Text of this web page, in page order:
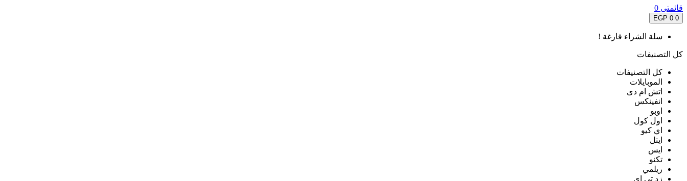
قائمتى 0
0
0 EGP
سلة الشراء فارغة !
كل التصنيفات
كل التصنيفات
الموبايلات
اتش ام دى
انفينكس
اوبو
اول كول
اي كيو
ايتل
ايس
تكنو
ريلمي
زد تي إي